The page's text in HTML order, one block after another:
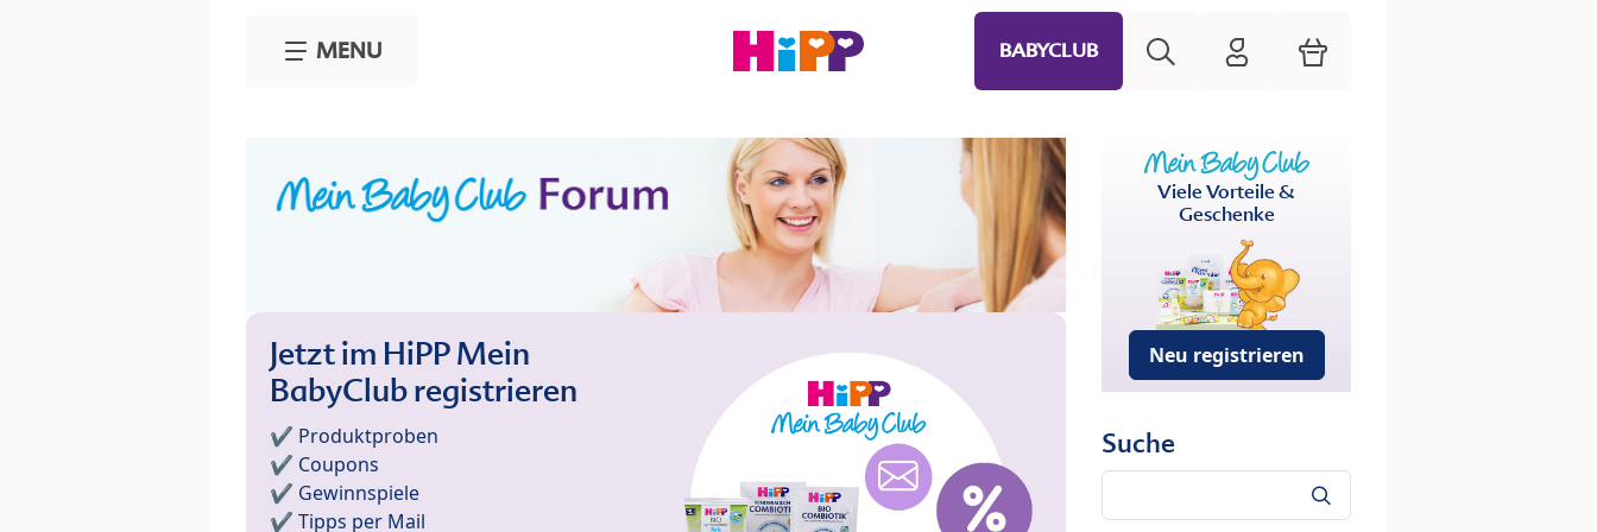
MENU BABYCLUB HiPP Mein Babyclub
Warenkorb
Jetzt im HiPP Mein
BabyClub registrieren
✔️ Produktproben
✔️ Coupons
✔️ Gewinnspiele
✔️ Tipps per Mail
Viele Vorteile &
Geschenke
Neu registrieren
Suche